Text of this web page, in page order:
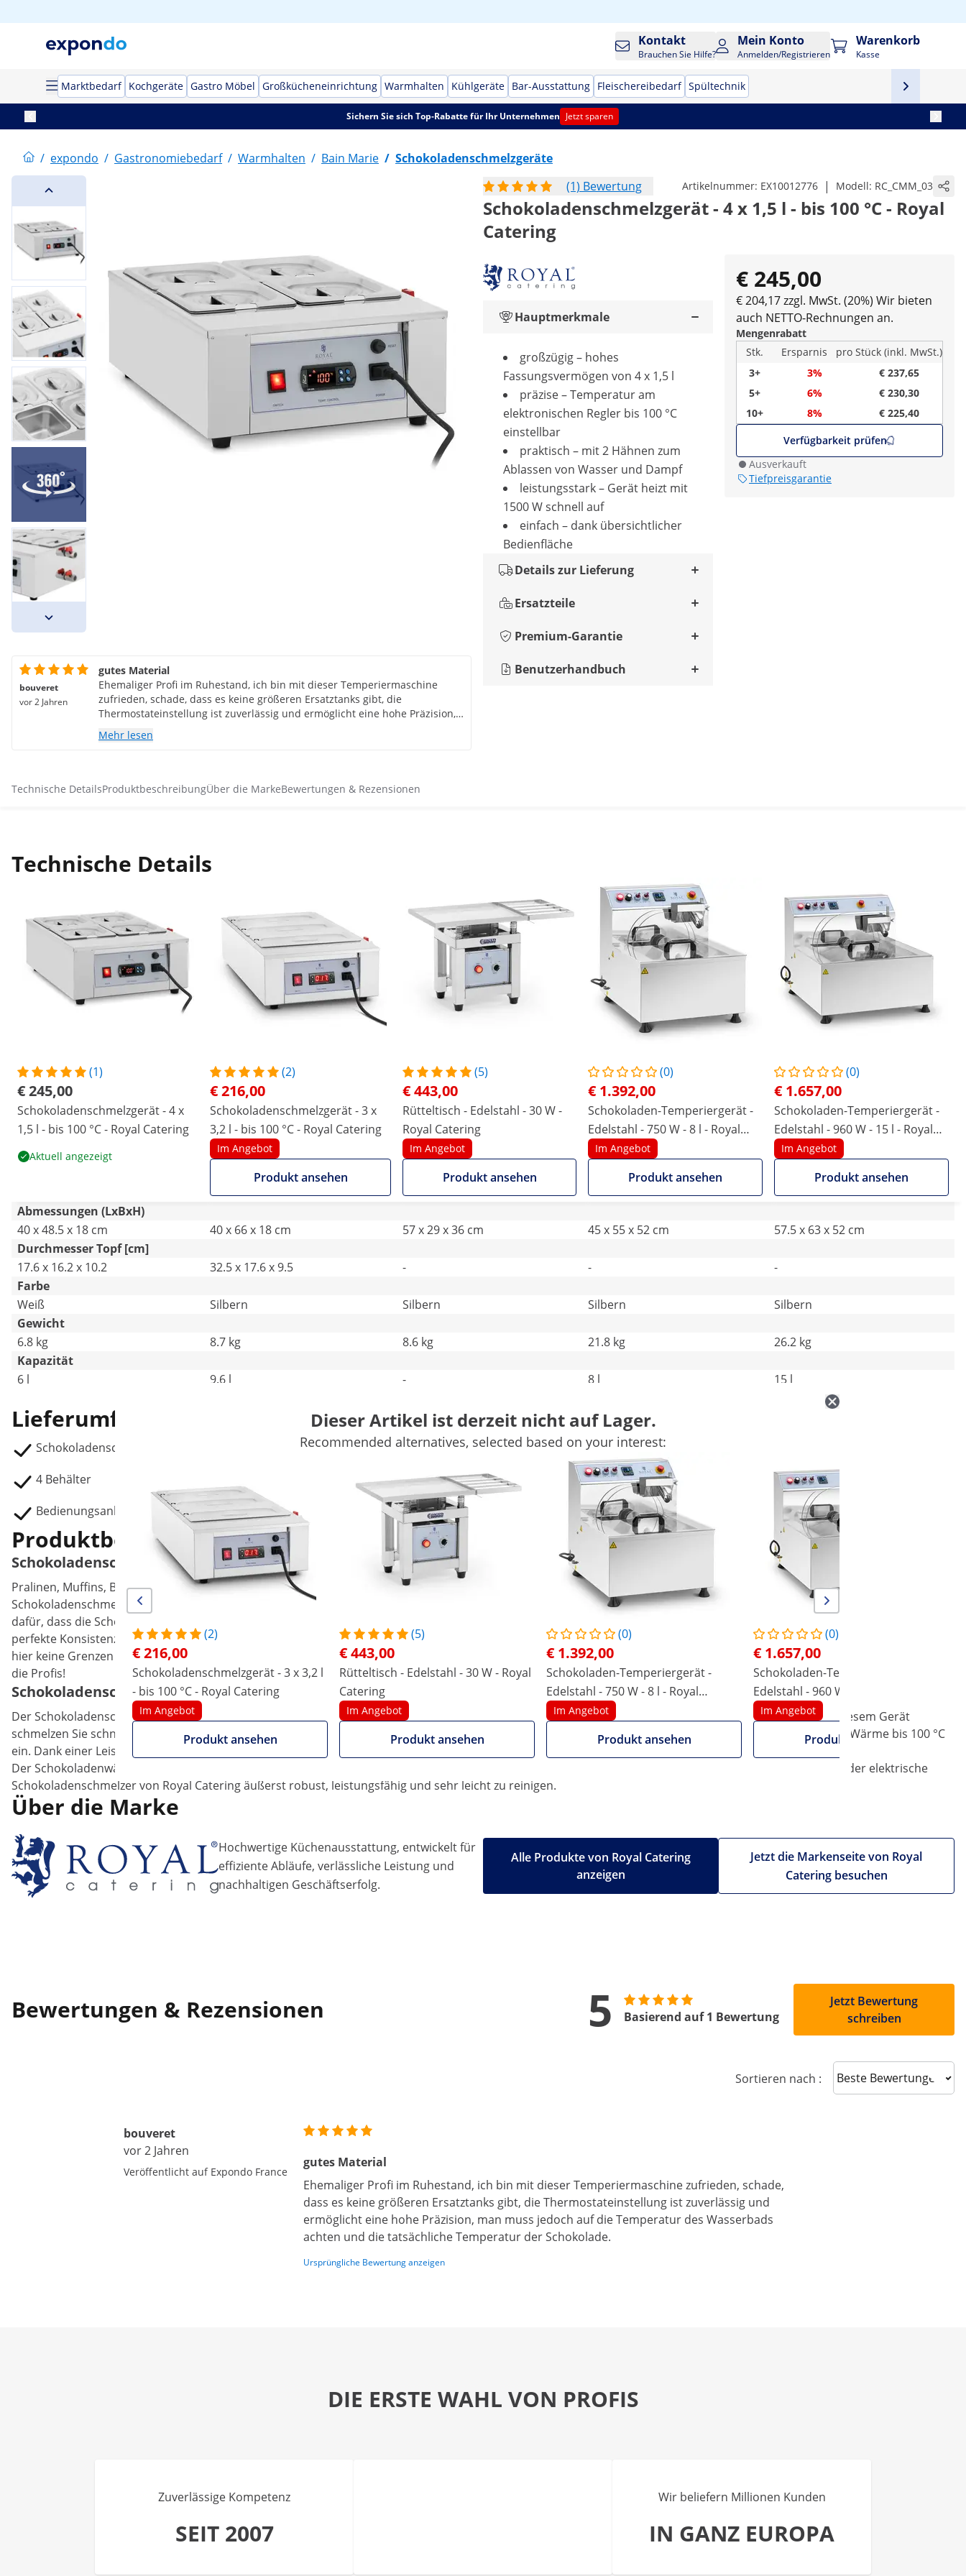
Kontakt
Brauchen Sie Hilfe?
Mein Konto
Anmelden/Registrieren
Warenkorb
Kasse
Marktbedarf Kochgeräte Gastro Möbel Großkücheneinrichtung Warmhalten Kühlgeräte Bar-Ausstattung Fleischereibedarf Spültechnik
Sichern Sie sich Top-Rabatte für Ihr Unternehmen Jetzt sparen
/ expondo / Gastronomiebedarf / Warmhalten / Bain Marie / Schokoladenschmelzgeräte
(1) Bewertung
Artikelnummer: EX10012776 | Modell: RC_CMM_03
Schokoladenschmelzgerät - 4 x 1,5 l - bis 100 °C - Royal
Catering
€ 245,00
€ 204,17 zzgl. MwSt. (20%) Wir bieten
auch NETTO-Rechnungen an.
Mengenrabatt
Stk.
Ersparnis
pro Stück (inkl. MwSt.)
3+
3%
€ 237,65
5+
6%
€ 230,30
10+
8%
€ 225,40
Verfügbarkeit prüfen
Ausverkauft
Tiefpreisgarantie
Hauptmerkmale
großzügig – hohes
Fassungsvermögen von 4 x 1,5 l
präzise – Temperatur am
elektronischen Regler bis 100 °C
einstellbar
praktisch – mit 2 Hähnen zum
Ablassen von Wasser und Dampf
leistungsstark – Gerät heizt mit
1500 W schnell auf
einfach – dank übersichtlicher
Bedienfläche
Details zur Lieferung
Ersatzteile
Premium-Garantie
Benutzerhandbuch
bouveret
vor 2 Jahren
gutes Material
Ehemaliger Profi im Ruhestand, ich bin mit dieser Temperiermaschine
zufrieden, schade, dass es keine größeren Ersatztanks gibt, die
Thermostateinstellung ist zuverlässig und ermöglicht eine hohe Präzision,
man muss jedoch auf die Temperatur des Wasserbads achten und die
tatsächliche Temperatur der Schokolade.
Mehr lesen
Technische DetailsProduktbeschreibungÜber die MarkeBewertungen & Rezensionen
Technische Details
(1)
€ 245,00
Schokoladenschmelzgerät - 4 x
1,5 l - bis 100 °C - Royal Catering
Aktuell angezeigt
(2)
€ 216,00
Schokoladenschmelzgerät - 3 x
3,2 l - bis 100 °C - Royal Catering
Im Angebot
Produkt ansehen
(5)
€ 443,00
Rütteltisch - Edelstahl - 30 W -
Royal Catering
Im Angebot
Produkt ansehen
(0)
€ 1.392,00
Schokoladen-Temperiergerät -
Edelstahl - 750 W - 8 l - Royal
Catering
Im Angebot
Produkt ansehen
(0)
€ 1.657,00
Schokoladen-Temperiergerät -
Edelstahl - 960 W - 15 l - Royal
Catering
Im Angebot
Produkt ansehen
Abmessungen (LxBxH)
40 x 48.5 x 18 cm
40 x 66 x 18 cm 57 x 29 x 36 cm 45 x 55 x 52 cm
57.5 x 63 x 52 cm
Durchmesser Topf [cm]
17.6 x 16.2 x 10.2
32.5 x 17.6 x 9.5 - -
-
Farbe
Weiß
Silbern Silbern Silbern
Silbern
Gewicht
6.8 kg
8.7 kg 8.6 kg 21.8 kg
26.2 kg
Kapazität
6 l
9.6 l - 8 l
15 l
Lieferumfang
Schokoladenschmelzgerät RC_CMM_03:
4 Behälter
Bedienungsanleitung
Dieser Artikel ist derzeit nicht auf Lager.
Recommended alternatives, selected based on your interest:
(2)
€ 216,00
Schokoladenschmelzgerät - 3 x 3,2 l
- bis 100 °C - Royal Catering
Im Angebot
Produkt ansehen
(5)
€ 443,00
Rütteltisch - Edelstahl - 30 W - Royal
Catering
Im Angebot
Produkt ansehen
(0)
€ 1.392,00
Schokoladen-Temperiergerät -
Edelstahl - 750 W - 8 l - Royal
Catering
Im Angebot
Produkt ansehen
(0)
€ 1.657,00
Schokoladen-Temperiergerät -
Edelstahl - 960 W - 15 l - Royal
Catering
Im Angebot
Produkt ansehen
Produktbeschreibung
Schokoladenschmelzgerät für cremige 4 x 1,5 l Schokolade
Pralinen, Muffins, Brownies oder eine zartschmelzende Glasur: Was bereiten Sie heute zu? Nutzen Sie das
Schokoladenschmelzgerät von Royal Catering, um zahlreiche leckere Kreationen zu schaffen. Das Schmelzen sorgt
dafür, dass die Schokolade nach dem Auskühlen einen schönen Glanz erhält. Dazu hat die süße Versuchung die
perfekte Konsistenz. Ob pur, zur Weiterverarbeitung oder als Glasur für Kuchen oder Softeis – Ihrer Fantasie sind
hier keine Grenzen gesetzt. Mit Royal Catering, Ihrem Online-Fachhändler für Gastronomiebedarf, zaubern Sie wie
die Profis!
Schokoladenschmelzer mit präziser Temperatureinstellung
Der Schokoladenschmelzer ist hochwertig verarbeitet und mit einer Kapazität von 4 x 1,5 l für professionelle Gastronomiebetriebe optimal geeignet. Mit diesem Gerät
schmelzen Sie schnell Schokolade und halten die flüssige Masse ganz einfach warm. Über den elektronischen Temperaturregler stellen Sie die gewünschte Wärme bis 100 °C
ein. Dank einer Leistung von satten 1500 W erhitzt das Gerät schnell und zuverlässig.
Der Schokoladenwärmer verfügt über 2 Hähne. Über diese lassen Sie bequem überflüssiges Wasser oder Dampf ab. Dank seines qualitativen Materials ist der elektrische
Schokoladenschmelzer von Royal Catering äußerst robust, leistungsfähig und sehr leicht zu reinigen.
Über die Marke
Hochwertige Küchenausstattung, entwickelt für
effiziente Abläufe, verlässliche Leistung und
nachhaltigen Geschäftserfolg.
Jetzt die Markenseite von Royal
Catering besuchen
Alle Produkte von Royal Catering
anzeigen
Bewertungen & Rezensionen 5 Basierend auf 1 Bewertung
Jetzt Bewertung
schreiben
Sortieren nach : Sort reviews
bouveret
vor 2 Jahren
Veröffentlicht auf Expondo France
gutes Material
Ehemaliger Profi im Ruhestand, ich bin mit dieser Temperiermaschine zufrieden, schade,
dass es keine größeren Ersatztanks gibt, die Thermostateinstellung ist zuverlässig und
ermöglicht eine hohe Präzision, man muss jedoch auf die Temperatur des Wasserbads
achten und die tatsächliche Temperatur der Schokolade.
Ursprüngliche Bewertung anzeigen
DIE ERSTE WAHL VON PROFIS
Zuverlässige Kompetenz
SEIT 2007
Wir beliefern Millionen Kunden
IN GANZ EUROPA